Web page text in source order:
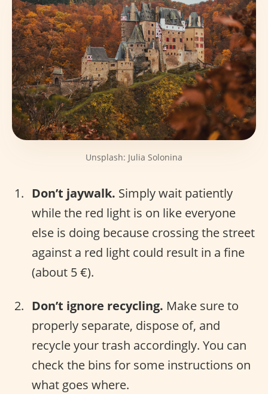
Unsplash: Julia Solonina
Don’t jaywalk. Simply wait patiently
while the red light is on like everyone
else is doing because crossing the street
against a red light could result in a fine
(about 5 €).
Don’t ignore recycling. Make sure to
properly separate, dispose of, and
recycle your trash accordingly. You can
check the bins for some instructions on
what goes where.